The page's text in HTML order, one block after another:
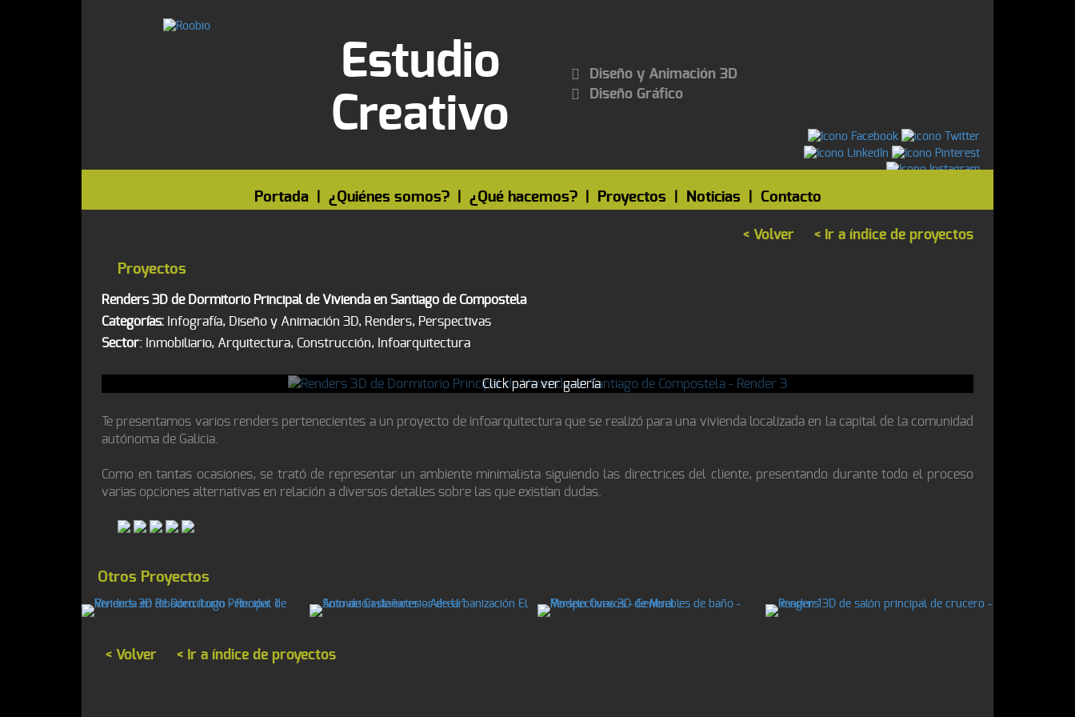
Estudio
Creativo
Diseño y Animación 3D
Diseño Gráfico
Portada| ¿Quiénes somos?| ¿Qué hacemos?| Proyectos Noticias Contacto
< Volver < Ir a índice de proyectos
Proyectos
Renders 3D de Dormitorio Principal de Vivienda en Santiago de Compostela
Categorías: Infografía, Diseño y Animación 3D, Renders, Perspectivas
Sector: Inmobiliario, Arquitectura, Construcción, Infoarquitectura
Click para ver galería
Te presentamos varios renders pertenecientes a un proyecto de infoarquitectura que se realizó para una vivienda localizada en la capital de la comunidad
autónoma de Galicia.
Como en tantas ocasiones, se trató de representar un ambiente minimalista siguiendo las directrices del cliente, presentando durante todo el proceso
varias opciones alternativas en relación a diversos detalles sobre las que existían dudas.
Otros Proyectos
< Volver < Ir a índice de proyectos